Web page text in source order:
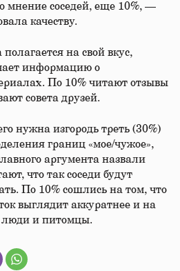
мнение соседей, еще 10%, —
качеству.
на свой вкус,
информацию о
По 10% читают отзывы
совета друзей.
нужна изгородь треть (30%)
границ «мое/чужое»,
аргумента назвали
что так соседи будут
По 10% сошлись на том, что
выглядит аккуратнее и на
люди и питомцы.